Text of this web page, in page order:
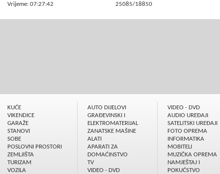
Vrijeme: 07:27:42
25085/18850
KUĆE
VIKENDICE
GARAŽE
STANOVI
SOBE
POSLOVNI PROSTORI
ZEMLJIŠTA
TURIZAM
VOZILA
AUTO DIJELOVI
GRAÐEVINSKI I
ELEKTROMATERIJAL
ZANATSKE MAŠINE
ALATI
APARATI ZA
DOMAĆINSTVO
TV
VIDEO - DVD
VIDEO - DVD
AUDIO UREÐAJI
SATELITSKI UREÐAJI
FOTO OPREMA
INFORMATIKA
MOBITELI
MUZIČKA OPREMA
NAMJEŠTAJ I
POKUĆSTVO